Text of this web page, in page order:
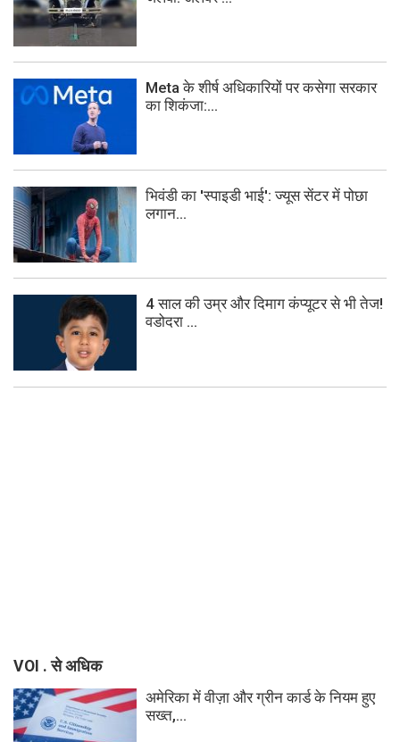
Meta के शीर्ष अधिकारियों पर कसेगा सरकार
का शिकंजा:...
भिवंडी का 'स्पाइडी भाई': ज्यूस सेंटर में पोछा
लगान...
4 साल की उम्र और दिमाग कंप्यूटर से भी तेज!
वडोदरा ...
VOI . से अधिक
अमेरिका में वीज़ा और ग्रीन कार्ड के नियम हुए
सख्त,...